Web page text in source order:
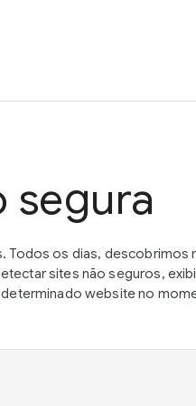
segura
Todos os dias, descobrimos
sites não seguros,
website no